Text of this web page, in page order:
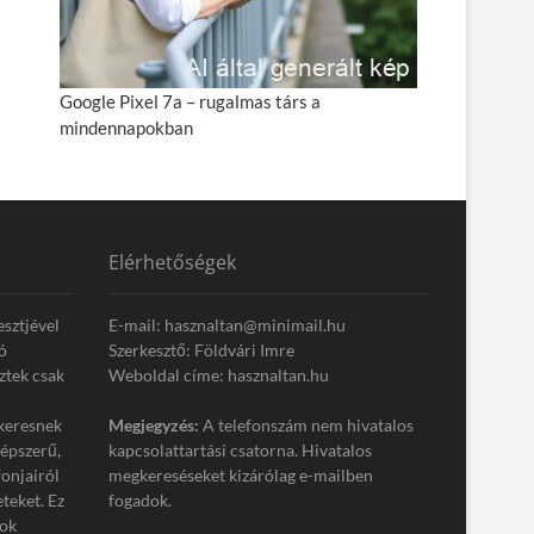
Google Pixel 7a – rugalmas társ a
mindennapokban
csak
Ez
Elérhetőségek
E-mail: hasznaltan@minimail.hu
Szerkesztő: Földvári Imre
Weboldal címe: hasznaltan.hu
Megjegyzés: A telefonszám nem hivatalos
kapcsolattartási csatorna. Hivatalos
megkereséseket kizárólag e-mailben
fogadok.